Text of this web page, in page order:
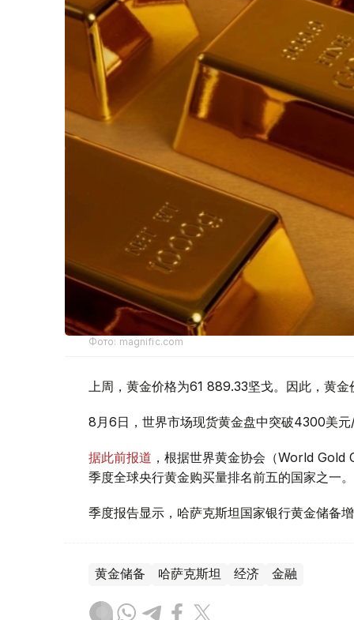
Фото: magnific.com
上周，黄金价格为61 889.33坚戈。因此，黄
8月6日，世界市场现货黄金盘中突破4300美元
据此前报道 ，根据世界黄金协会（World
季度全球央行黄金购买量排名前五的国家之一。
季度报告显示，哈萨克斯坦国家银行黄金储备增
黄金储备 哈萨克斯坦 经济 金融